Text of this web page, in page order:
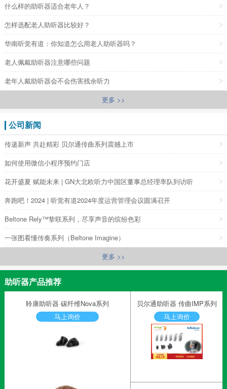
什么样的助听器适合老年人？
怎样选配老人助听器比较好？
华南听觉有道：你知道怎么用老人助听器吗？
老人佩戴助听器注意哪些问题
老年人戴助听器会不会伤害残余听力
更多 >>
公司新闻
传递新声 共赴精彩 贝尔通传曲系列震撼上市
如何使用微信小程序预约门店
花开盛夏 赋能未来 | GN大北欧听力中国区董事总经理率队到访听
奔跑吧！2024 | 听觉有道2024年度运营管理会议圆满召开
Beltone Rely™挚联系列，尽享声音的缤纷色彩
一张图看懂传奏系列（Beltone Imagine）
更多 >>
助听器产品推荐
聆康助听器 碳纤维Nova系列
马上询价
贝尔通助听器 传曲IMP系列
马上询价